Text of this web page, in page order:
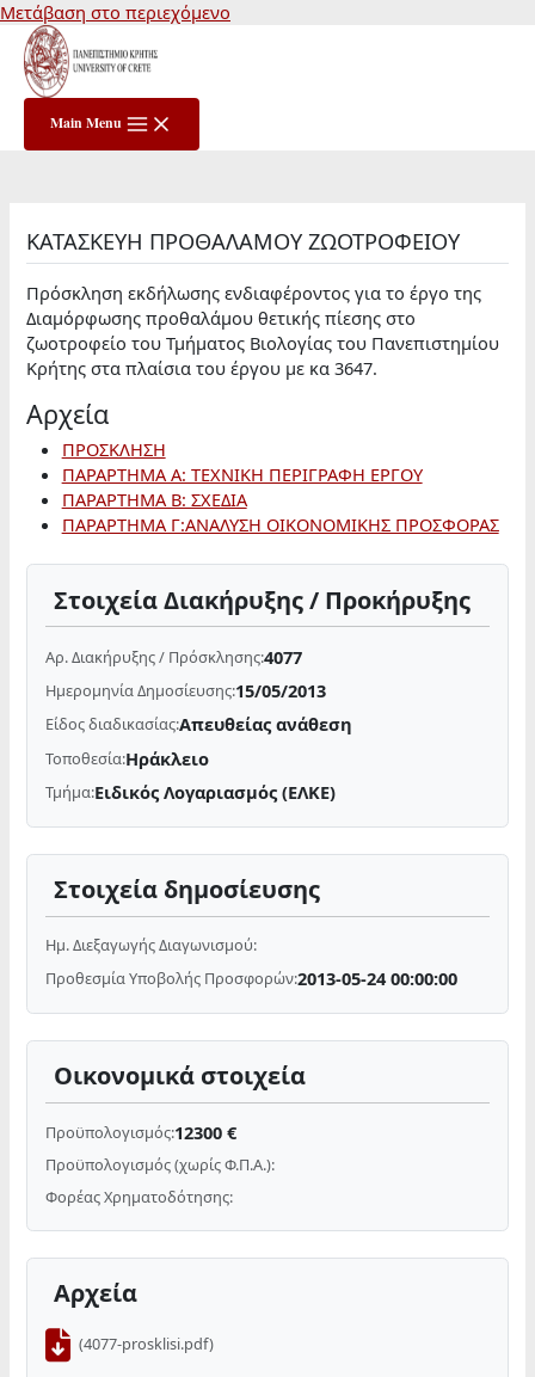
Μετάβαση στο περιεχόμενο
Main Menu
ΚΑΤΑΣΚΕΥΗ ΠΡΟΘΑΛΑΜΟΥ ΖΩΟΤΡΟΦΕΙΟΥ
Πρόσκληση εκδήλωσης ενδιαφέροντος για το έργο της
Διαμόρφωσης προθαλάμου θετικής πίεσης στο
ζωοτροφείο του Τμήματος Βιολογίας του Πανεπιστημίου
Κρήτης στα πλαίσια του έργου με κα 3647.
Αρχεία
ΠΡΟΣΚΛΗΣΗ
ΠΑΡΑΡΤΗΜΑ Α: ΤΕΧΝΙΚΗ ΠΕΡΙΓΡΑΦΗ ΕΡΓΟΥ
ΠΑΡΑΡΤΗΜΑ Β: ΣΧΕΔΙΑ
ΠΑΡΑΡΤΗΜΑ Γ:ΑΝΑΛΥΣΗ ΟΙΚΟΝΟΜΙΚΗΣ ΠΡΟΣΦΟΡΑΣ
Στοιχεία Διακήρυξης / Προκήρυξης
Αρ. Διακήρυξης / Πρόσκλησης:4077
Ημερομηνία Δημοσίευσης:15/05/2013
Είδος διαδικασίας:Απευθείας ανάθεση
Τοποθεσία:Ηράκλειο
Τμήμα:Ειδικός Λογαριασμός (ΕΛΚΕ)
Στοιχεία δημοσίευσης
Ημ. Διεξαγωγής Διαγωνισμού:
Προθεσμία Υποβολής Προσφορών:2013-05-24 00:00:00
Οικονομικά στοιχεία
Προϋπολογισμός:12300 €
Προϋπολογισμός (χωρίς Φ.Π.Α.):
Φορέας Χρηματοδότησης:
Αρχεία
(4077-prosklisi.pdf)